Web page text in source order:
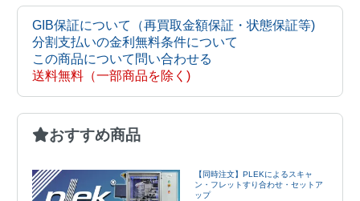
GIB保証について（再買取金額保証・状態保証等)
分割支払いの金利無料条件について
この商品について問い合わせる
送料無料（一部商品を除く)
おすすめ商品
【同時注文】PLEKによるスキャ
ン・フレットすり合わせ・セットア
ップ